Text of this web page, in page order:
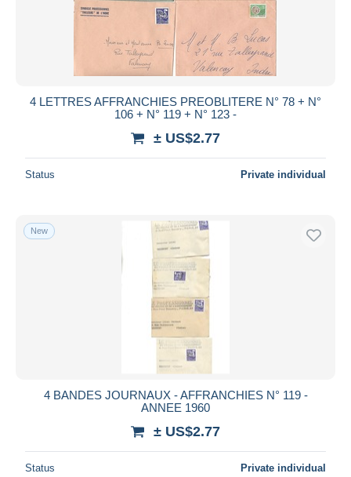
4 LETTRES AFFRANCHIES PREOBLITERE N° 78 + N°
106 + N° 119 + N° 123 -
± US$2.77
Status Private individual
New
4 BANDES JOURNAUX - AFFRANCHIES N° 119 -
ANNEE 1960
± US$2.77
Status Private individual